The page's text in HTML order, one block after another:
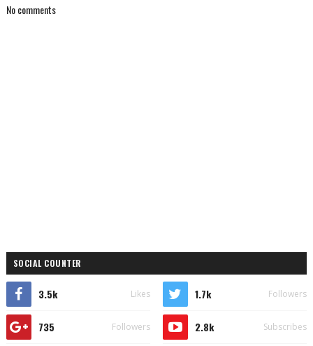
No comments
SOCIAL COUNTER
3.5k Likes 1.7k Followers
735 Followers 2.8k Subscribes